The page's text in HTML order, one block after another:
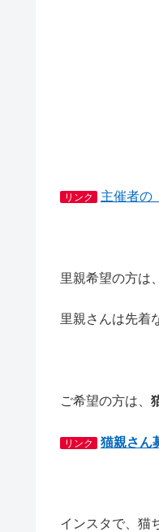
リンク 主催者の
里親希望の方は
里親さんは先着
ご希望の方は、
リンク 猫親さん
インスタで、猫